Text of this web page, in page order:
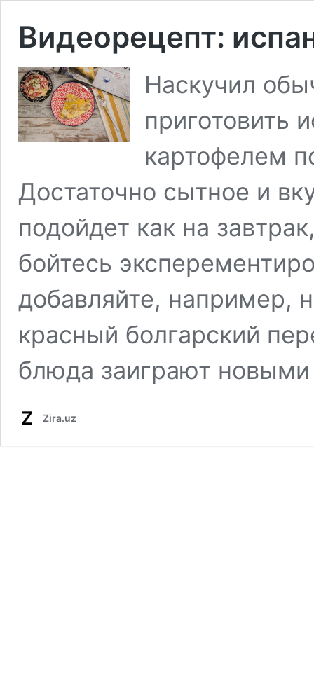
Видеорецепт:
Наскучил
приготовить
картофелем
Достаточно сытное и
подойдет как на
бойтесь
добавляйте, например,
красный болгарский
блюда заиграют новыми
Zira.uz